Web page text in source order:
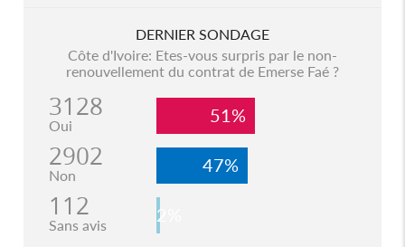
DERNIER SONDAGE
Côte d'Ivoire: Etes-vous surpris par le non-
renouvellement du contrat de Emerse Faé ?
3128
Oui 51%
2902
Non 47%
112
Sans avis 2%